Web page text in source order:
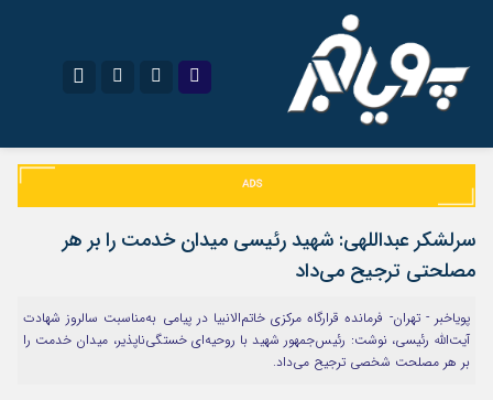
اینستاگرام
تلگرام
سروش
ایتا
آپارات
اپلیکیشن
نام کاربری یا نشانی ایمیل
رمز عبور
مرا به خاطر بسپار
سرلشکر عبداللهی: شهید رئیسی میدان خدمت را بر هر
مصلحتی ترجیح می‌داد
پویاخبر - تهران- فرمانده قرارگاه مرکزی خاتم‌الانبیا در پیامی به‌مناسبت سالروز شهادت
آیت‌الله رئیسی، نوشت: رئیس‌جمهور شهید با روحیه‌ای خستگی‌ناپذیر، میدان خدمت را
بر هر مصلحت شخصی ترجیح می‌داد.